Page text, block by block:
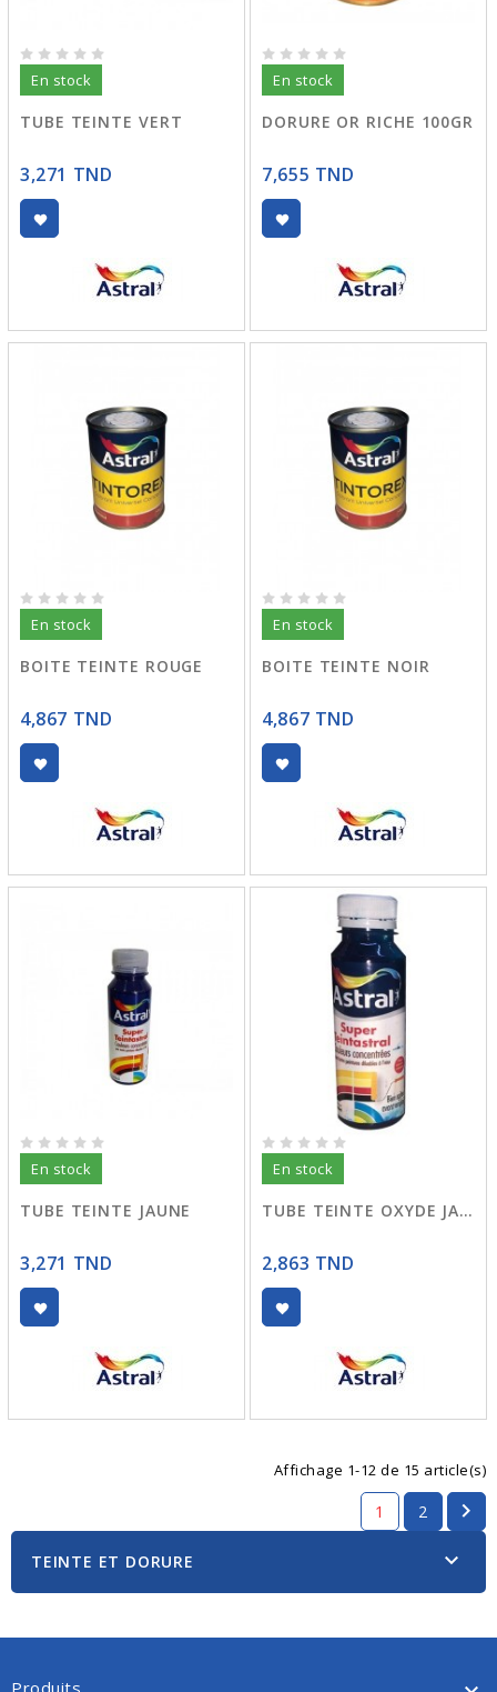
En stock
TUBE TEINTE VERT
3,271 TND
En stock
DORURE OR RICHE 100GR
7,655 TND
En stock
BOITE TEINTE ROUGE
4,867 TND
En stock
BOITE TEINTE NOIR
4,867 TND
En stock
TUBE TEINTE JAUNE
3,271 TND
En stock
TUBE TEINTE OXYDE JAUNE
2,863 TND
Affichage 1-12 de 15 article(s)
1 2 
TEINTE ET DORURE 
Produits